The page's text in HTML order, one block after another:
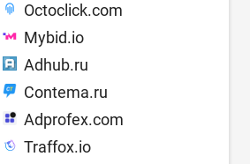
Octoclick.com
Mybid.io
Adhub.ru
Contema.ru
Adprofex.com
Traffox.io